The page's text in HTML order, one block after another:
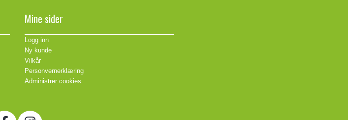
Mine sider
Logg inn
Ny kunde
Vilkår
Personvernerklæring
Administrer cookies